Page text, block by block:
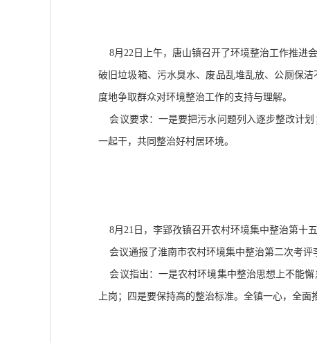
8月22日上午，唐山镇召开了环境整治工作推进
破旧垃圾箱、污水臭水、废品乱堆乱放、公厕保
度地争取群众对环境整治工作的支持与理解。
会议要求：一是要把污水问题列入逐步整改计划
一起干，共同整治好村居环境。
8月21日，李郢孜镇召开农村环境集中整治第十
会议通报了淮南市农村环境集中整治第二次考评
会议指出：一是农村环境集中整治思想上不能懈
上岗；四是要保持高的整治标准。全镇一心，全面